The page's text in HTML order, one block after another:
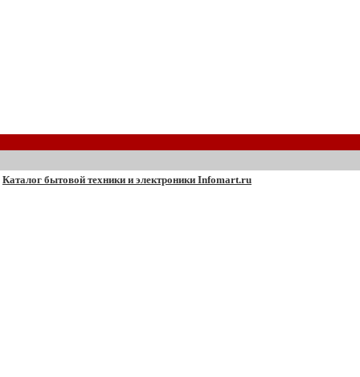
Каталог бытовой техники и электроники Infomart.ru